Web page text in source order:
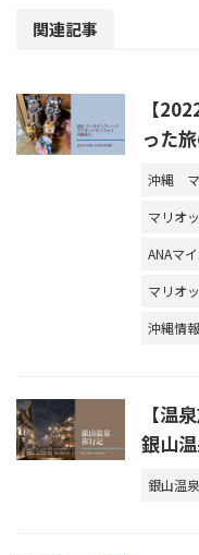
関連記事
【
った
沖縄
マリオ
ANAマ
マリオ
沖縄情報
【温
銀山
銀山温泉